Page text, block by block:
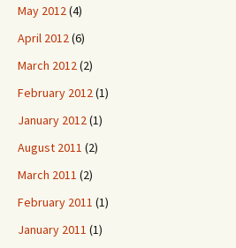
May 2012(4)
April 2012(6)
March 2012(2)
February 2012(1)
January 2012(1)
August 2011 (2)
March 2011 (2)
February 2011 (1)
January 2011 (1)